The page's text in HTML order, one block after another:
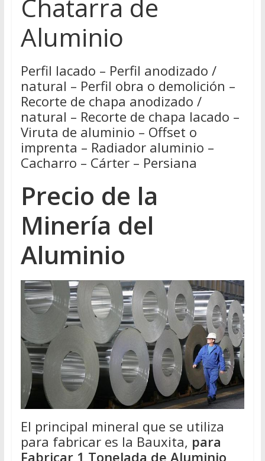
Chatarra de
Aluminio
Perfil lacado – Perfil anodizado /
natural – Perfil obra o demolición –
Recorte de chapa anodizado /
natural – Recorte de chapa lacado –
Viruta de aluminio – Offset o
imprenta – Radiador aluminio –
Cacharro – Cárter – Persiana
Precio de la
Minería del
Aluminio
El principal mineral que se utiliza
para fabricar es la Bauxita, para
Fabricar 1 Tonelada de Aluminio